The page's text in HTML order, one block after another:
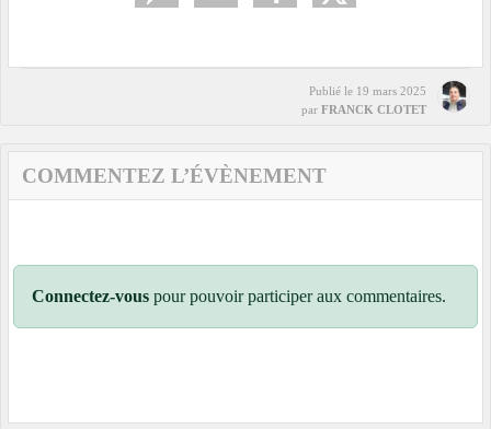
Publié le 19 mars 2025
par FRANCK CLOTET
COMMENTEZ L’ÉVÈNEMENT
Connectez-vous pour pouvoir participer aux commentaires.